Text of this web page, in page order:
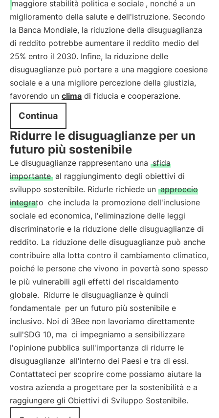
maggiore stabilità politica e sociale , nonché a un
miglioramento della salute e dell'istruzione. Secondo
la Banca Mondiale, la riduzione della disuguaglianza
di reddito potrebbe aumentare il reddito medio del
25% entro il 2030. Infine, la riduzione delle
disuguaglianze può portare a una maggiore coesione
sociale e a una migliore percezione della giustizia,
favorendo un clima di fiducia e cooperazione.
Continua
Ridurre le disuguaglianze per un
futuro più sostenibile
Le disuguaglianze rappresentano una sfida
importante al raggiungimento degli obiettivi di
sviluppo sostenibile. Ridurle richiede un approccio
integrato che includa la promozione dell'inclusione
sociale ed economica, l'eliminazione delle leggi
discriminatorie e la riduzione delle disuguaglianze di
reddito. La riduzione delle disuguaglianze può anche
contribuire alla lotta contro il cambiamento climatico,
poiché le persone che vivono in povertà sono spesso
le più vulnerabili agli effetti del riscaldamento
globale. Ridurre le disuguaglianze è quindi
fondamentale per un futuro più sostenibile e
inclusivo. Noi di 3Bee non lavoriamo direttamente
sull'SDG 10, ma ci impegniamo a sensibilizzare
l'opinione pubblica sull'importanza di ridurre le
disuguaglianze all'interno dei Paesi e tra di essi.
Contattateci per scoprire come possiamo aiutare la
vostra azienda a progettare per la sostenibilità e a
raggiungere gli Obiettivi di Sviluppo Sostenibile.